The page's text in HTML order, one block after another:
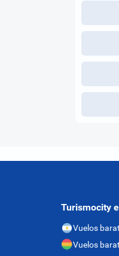
Turismocity
Vuelos
Vuelos